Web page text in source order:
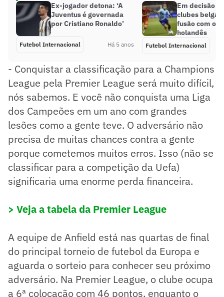
Ex-jogador detona: ‘A
Juventus é governada
por Cristiano Ronaldo’
Futebol Internacional Há 5 anos
Em decisão
clubes
fusão com o
holandês
Futebol Internacional
- Conquistar a classificação para a Champions
League pela Premier League será muito difícil,
nós sabemos. E você não conquista uma Liga
dos Campeões em um ano com grandes
lesões como a gente teve. O adversário não
precisa de muitas chances contra a gente
porque cometemos muitos erros. Isso (não se
classificar para a competição da Uefa)
significaria uma enorme perda financeira.
> Veja a tabela da Premier League
A equipe de Anfield está nas quartas de final
do principal torneio de futebol da Europa e
aguarda o sorteio para conhecer seu próximo
adversário. Na Premier League, o clube ocupa
a 6ª colocação com 46 pontos, enquanto o